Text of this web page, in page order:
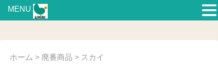
ホーム > 廃番商品 > スカイ
MENU